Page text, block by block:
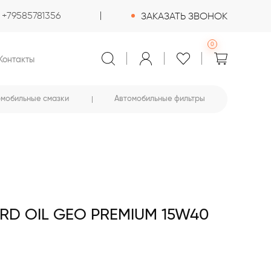
+79585781356 ЗАКАЗАТЬ ЗВОНОК
0
смазки Автомобильные фильтры
GEO PREMIUM 15W40